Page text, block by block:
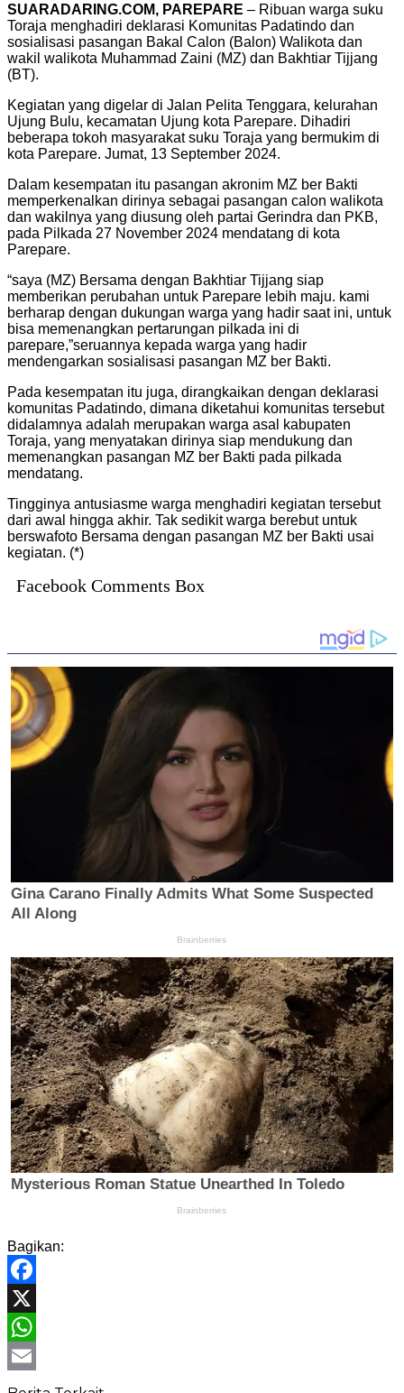
SUARADARING.COM, PAREPARE – Ribuan warga suku
Toraja menghadiri deklarasi Komunitas Padatindo dan
sosialisasi pasangan Bakal Calon (Balon) Walikota dan
wakil walikota Muhammad Zaini (MZ) dan Bakhtiar Tijjang
(BT).
Kegiatan yang digelar di Jalan Pelita Tenggara, kelurahan
Ujung Bulu, kecamatan Ujung kota Parepare. Dihadiri
beberapa tokoh masyarakat suku Toraja yang bermukim di
kota Parepare. Jumat, 13 September 2024.
Dalam kesempatan itu pasangan akronim MZ ber Bakti
memperkenalkan dirinya sebagai pasangan calon walikota
dan wakilnya yang diusung oleh partai Gerindra dan PKB,
pada Pilkada 27 November 2024 mendatang di kota
Parepare.
“saya (MZ) Bersama dengan Bakhtiar Tijjang siap
memberikan perubahan untuk Parepare lebih maju. kami
berharap dengan dukungan warga yang hadir saat ini, untuk
bisa memenangkan pertarungan pilkada ini di
parepare,”seruannya kepada warga yang hadir
mendengarkan sosialisasi pasangan MZ ber Bakti.
Pada kesempatan itu juga, dirangkaikan dengan deklarasi
komunitas Padatindo, dimana diketahui komunitas tersebut
didalamnya adalah merupakan warga asal kabupaten
Toraja, yang menyatakan dirinya siap mendukung dan
memenangkan pasangan MZ ber Bakti pada pilkada
mendatang.
Tingginya antusiasme warga menghadiri kegiatan tersebut
dari awal hingga akhir. Tak sedikit warga berebut untuk
berswafoto Bersama dengan pasangan MZ ber Bakti usai
kegiatan. (*)
Facebook Comments Box
Bagikan:
Facebook
X
WhatsApp
Email